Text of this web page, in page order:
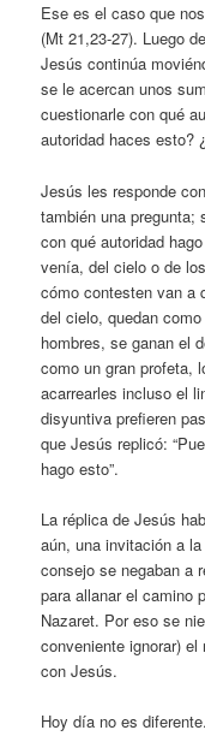
Ese es el caso que
(Mt 21,23-27). Luego
Jesús continúa
se le acercan unos
cuestionarle con qué
autoridad haces esto?
Jesús les responde
también una
con qué autoridad
venía, del cielo o de
cómo contesten van a
del cielo, quedan
hombres, se ganan el
como un gran profeta,
acarrearles incluso el
disyuntiva prefieren
que Jesús replicó:
hago esto”.
La réplica de Jesús
aún, una invitación a
consejo se negaban a
para allanar el camino
Nazaret. Por eso se
conveniente ignorar)
con Jesús.
Hoy día no es